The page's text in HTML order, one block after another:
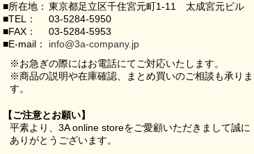
■所在地： 東京都足立区千住宮元町1-11 太成宮元ビル
■TEL：
03-5284-5950
■FAX：
03-5284-5953
■E-mail：
info@3a-company.jp
※お急ぎの際にはお電話にてご対応いたします。
※商品の説明や在庫確認、まとめ買いのご相談も承りま
す。
【ご注意とお願い】
平素より、3A online storeをご愛顧いただきまして誠に
ありがとうございます。